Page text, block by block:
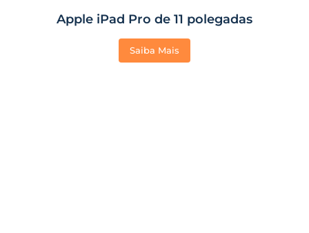
Apple iPad Pro de 11 polegadas
Saiba Mais